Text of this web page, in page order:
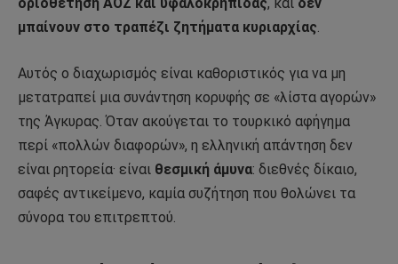
οριοθέτηση ΑΟΖ και υφαλοκρηπίδας, και δεν
μπαίνουν στο τραπέζι ζητήματα κυριαρχίας.
Αυτός ο διαχωρισμός είναι καθοριστικός για να μη
μετατραπεί μια συνάντηση κορυφής σε «λίστα αγορών»
της Άγκυρας. Όταν ακούγεται το τουρκικό αφήγημα
περί «πολλών διαφορών», η ελληνική απάντηση δεν
είναι ρητορεία· είναι θεσμική άμυνα: διεθνές δίκαιο,
σαφές αντικείμενο, καμία συζήτηση που θολώνει τα
σύνορα του επιτρεπτού.